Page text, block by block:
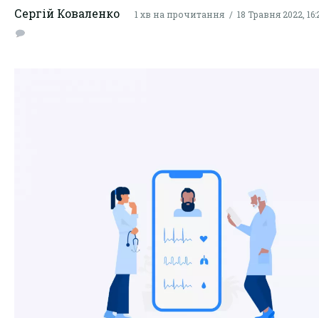
Сергій Коваленко 1 хв на прочитання 18 Травня 2022,